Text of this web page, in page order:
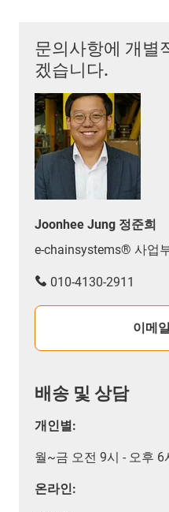
문의사항에 개별
겠습니다.
Joonhee Jung 정준희
e-chainsystems® 사업
010-4130-2911
이메
배송 및 상담
개인별:
월~금 오전 9시 - 오후 6
온라인: